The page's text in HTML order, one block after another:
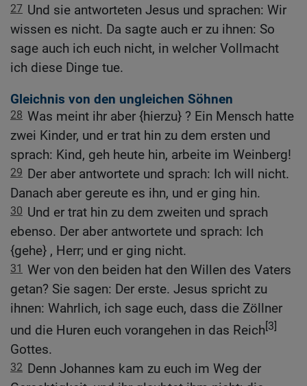
27 Und sie antworteten Jesus und sprachen: Wir
wissen es nicht. Da sagte auch er zu ihnen: So
sage auch ich euch nicht, in welcher Vollmacht
ich diese Dinge tue.
Gleichnis von den ungleichen Söhnen
28 Was meint ihr aber {hierzu} ? Ein Mensch hatte
zwei Kinder, und er trat hin zu dem ersten und
sprach: Kind, geh heute hin, arbeite im Weinberg!
29 Der aber antwortete und sprach: Ich will nicht.
Danach aber gereute es ihn, und er ging hin.
30 Und er trat hin zu dem zweiten und sprach
ebenso. Der aber antwortete und sprach: Ich
{gehe} , Herr; und er ging nicht.
31 Wer von den beiden hat den Willen des Vaters
getan? Sie sagen: Der erste. Jesus spricht zu
ihnen: Wahrlich, ich sage euch, dass die Zöllner
und die Huren euch vorangehen in das Reich[3]
Gottes.
32 Denn Johannes kam zu euch im Weg der